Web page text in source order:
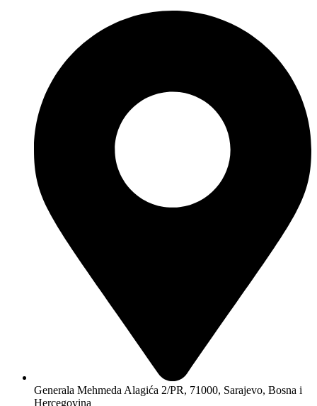
Generala Mehmeda Alagića 2/PR, 71000, Sarajevo, Bosna i
Hercegovina